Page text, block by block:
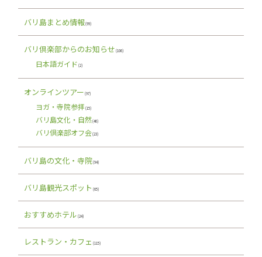
バリ島まとめ情報(99)
バリ倶楽部からのお知らせ (106)
日本語ガイド (2)
オンラインツアー (97)
ヨガ・寺院参拝 (15)
バリ島文化・自然(46)
バリ倶楽部オフ会(23)
バリ島の文化・寺院(94)
バリ島観光スポット (65)
おすすめホテル (24)
レストラン・カフェ (115)